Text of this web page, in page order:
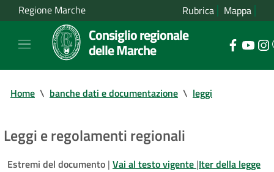
Regione Marche Rubrica Mappa
Consiglio regionale
delle Marche
Home \ banche dati e documentazione \ leggi
Leggi e regolamenti regionali
Estremi del documento | Vai al testo vigente |Iter della legge